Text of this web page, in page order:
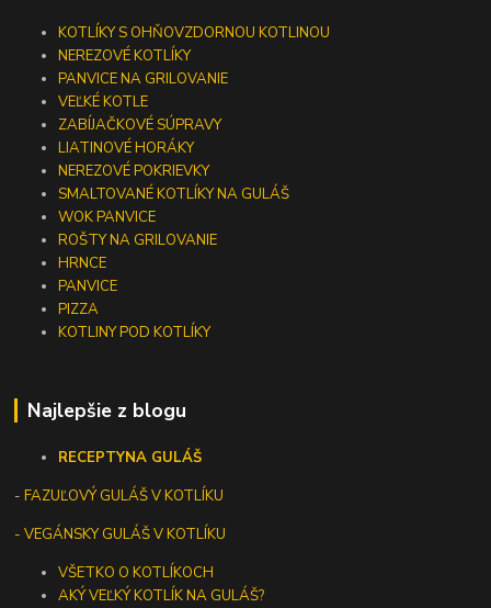
KOTLÍKY S OHŇOVZDORNOU KOTLINOU
NEREZOVÉ KOTLÍKY
PANVICE NA GRILOVANIE
VEĽKÉ KOTLE
ZABÍJAČKOVÉ SÚPRAVY
LIATINOVÉ HORÁKY
NEREZOVÉ POKRIEVKY
SMALTOVANÉ KOTLÍKY NA GULÁŠ
WOK PANVICE
ROŠTY NA GRILOVANIE
HRNCE
PANVICE
PIZZA
KOTLINY POD KOTLÍKY
Najlepšie z blogu
RECEPTYNA GULÁŠ
-FAZUĽOVÝ GULÁŠ V KOTLÍKU
- VEGÁNSKY GULÁŠ V KOTLÍKU
VŠETKO O KOTLÍKOCH
AKÝ VEĽKÝ KOTLÍK NA GULÁŠ?